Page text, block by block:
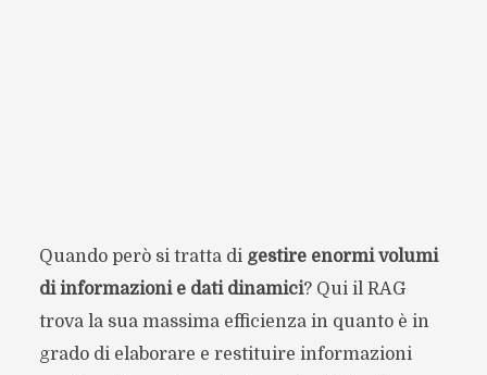
Quando però si tratta di gestire enormi volumi
di informazioni e dati dinamici? Qui il RAG
trova la sua massima efficienza in quanto è in
grado di elaborare e restituire informazioni